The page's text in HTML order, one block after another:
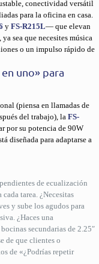
conectividad versátil
para la oficina en casa.
yFS-R215L— que elevan
sea que necesites música
o un impulso rápido de
uno» para
(piensa en llamadas de
del trabajo), laFS-
por su potencia de 90W
diseñada para adaptarse a
de ecualización
tarea. ¿Necesitas
y sube los agudos para
¿Haces una
secundarias de 2.25″
de que clientes o
de «¿Podrías repetir